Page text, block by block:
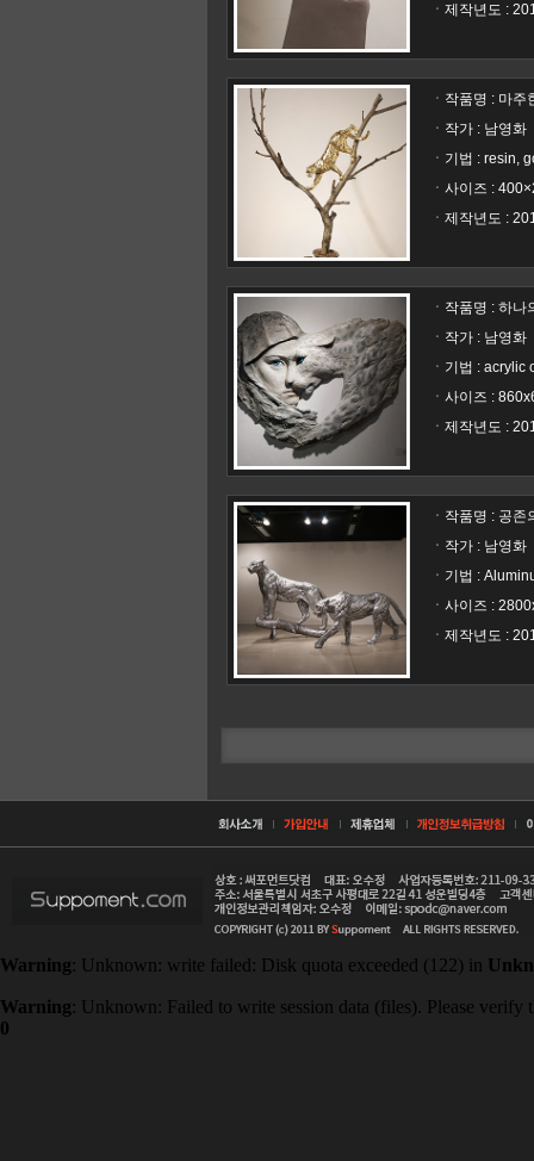
ㆍ제작년도 :
ㆍ작품명 : 마주
ㆍ작가 : 남영화
ㆍ사이즈 :
ㆍ제작년도 :
ㆍ작품명 : 하나
ㆍ작가 : 남영화
ㆍ기법 : acrylic
ㆍ사이즈 :
ㆍ제작년도 :
ㆍ작품명 : 공존
ㆍ작가 : 남영화
ㆍ기법 :
ㆍ사이즈 :
ㆍ제작년도 :
Warning: Unknown: write failed: Disk quota exceeded (122) in
Warning: Unknown: Failed to write session data (files). Please verify
0